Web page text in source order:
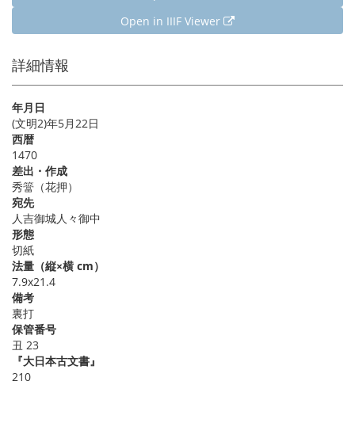
Open in IIIF Viewer
詳細情報
年月日
(文明2)年5月22日
西暦
1470
差出・作成
秀簹（花押）
宛先
人吉御城人々御中
形態
切紙
法量（縦×横 cm）
7.9x21.4
備考
裏打
保管番号
丑 23
『大日本古文書』
210